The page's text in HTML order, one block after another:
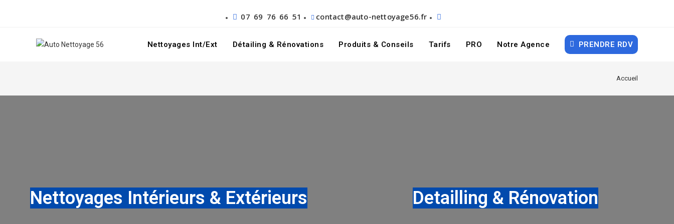
07 69 76 66 51 contact@auto-nettoyage56.fr
Nettoyages Int/Ext Détailing & Rénovations Produits & Conseils Tarifs PRO Notre Agence PRENDRE RDV
Accueil
Nettoyages Intérieurs & Extérieurs Detailling & Rénovation